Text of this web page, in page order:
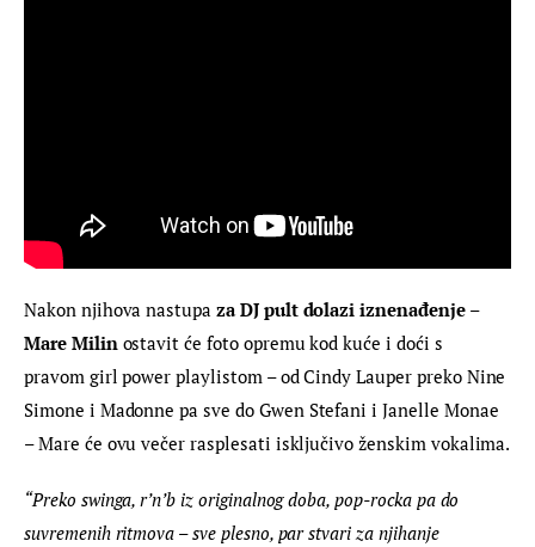
Nakon njihova nastupa za DJ pult dolazi iznenađenje –
Mare Milin ostavit će foto opremu kod kuće i doći s
pravom girl power playlistom – od Cindy Lauper preko Nine
Simone i Madonne pa sve do Gwen Stefani i Janelle Monae
– Mare će ovu večer rasplesati isključivo ženskim vokalima.
“Preko swinga, r’n’b iz originalnog doba, pop-rocka pa do
suvremenih ritmova – sve plesno, par stvari za njihanje